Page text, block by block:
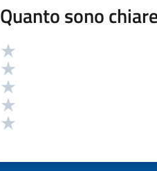
Quanto sono
Valutazione